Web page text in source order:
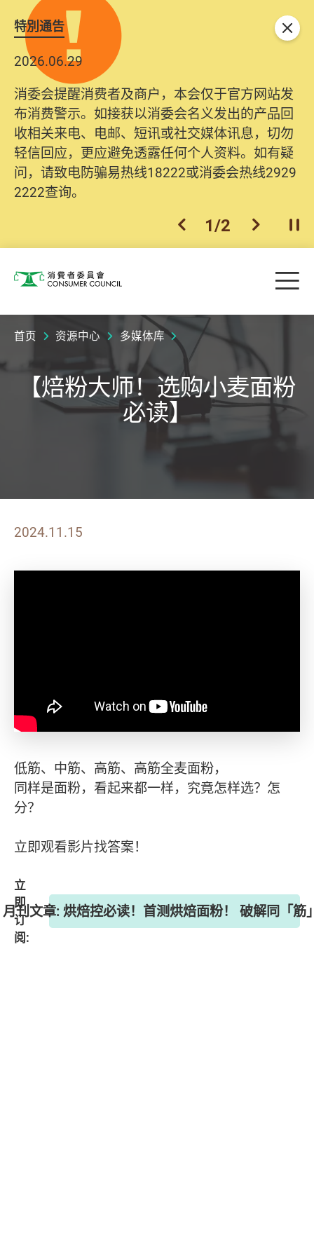
特別通告
2026.06.29
消委会提醒消费者及商户，本会仅于官方网站发
布消费警示。如接获以消委会名义发出的产品回
收相关来电、电邮、短讯或社交媒体讯息，切勿
轻信回应，更应避免透露任何个人资料。如有疑
问，请致电防骗易热线18222或消委会热线2929
2222查询。
上一个
1/2 下一个开
关闭
消费者委员会 目
首页 资源中心 多媒体库
【焙粉大师！选购小麦面粉
必读】
2024.11.15
低筋、中筋、高筋、高筋全麦面粉，
同样是面粉，看起来都一样，究竟怎样选？怎
分？
立即观看影片找答案！
立
即
订
阅:
刊文章: 烘焙控必读！首测烘焙面粉！ 破解同「筋